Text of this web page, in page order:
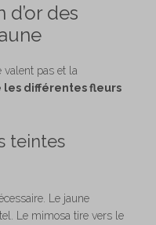
des
valent pas et la
différentes fleurs
teintes
Le jaune
Le mimosa tire vers le